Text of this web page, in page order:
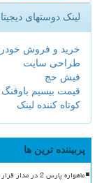
لینک دوستهای
خرید و فروش
طراحی سایت
فیش حج
قیمت بیسیم باوفنگ
کوتاه کننده لینک
پربیننده ترین ها
ماهواره پارس 2 در مدار قرار می گیرد پرتاب های منظومه سلیمانی در1405